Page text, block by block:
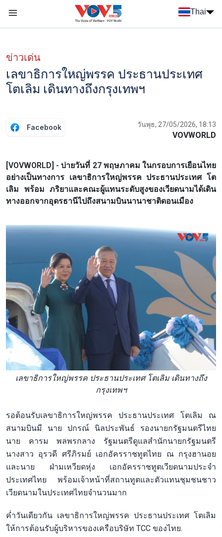
Thai
ข่าวเด่น
เลขาธิการใหญ่พรรค ประธานประเทศ
โตเลิม เดินทางถึงกรุงเทพฯ
Facebook วันพุธ, 27/05/2026, 18:13
VOVWORLD
[VOVWORLD] - บ่ายวันที่ 27 พฤษภาคม ในกรอบการเยือนไทย
อย่างเป็นทางการ เลขาธิการใหญ่พรรค ประธานประเทศ โต
เลิม พร้อม ภริยาและคณะผู้แทนระดับสูงของเวียดนามได้เดิน
ทางออกจากอุดรธานีไปถึงสนามบินนานาชาติดอนเมือง
เลขาธิการใหญ่พรรค ประธานประเทศ โตเลิม เดินทางถึง
กรุงเทพฯ
รอต้อนรับเลขาธิการใหญ่พรรค ประธานประเทศ โตเลิม ณ
สนามบินมี นาย ปกรณ์ นิลประพันธ์ รองนายกรัฐมนตรีไทย
นาย คารม พลพรกลาง รัฐมนตรีดูแลสำนักนายกรัฐมนตรี
นางสาว อุรวดี ศรีภิรมย์ เอกอัครราชทูตไทย ณ กรุงฮานอย
และนาย ฝ่ามเหวียดหุ่ง เอกอัครราชทูตเวียดนามประจำ
ประเทศไทย พร้อมเจ้าหน้าที่สถานทูตและตัวแทนชุมชนชาว
เวียดนามในประเทศไทยจำนวนมาก
ค่ำวันเดียวกัน เลขาธิการใหญ่พรรค ประธานประเทศ โตเลิม
ให้การต้อนรับผู้บริหารของเครือบริษัท TCC ของไทย.